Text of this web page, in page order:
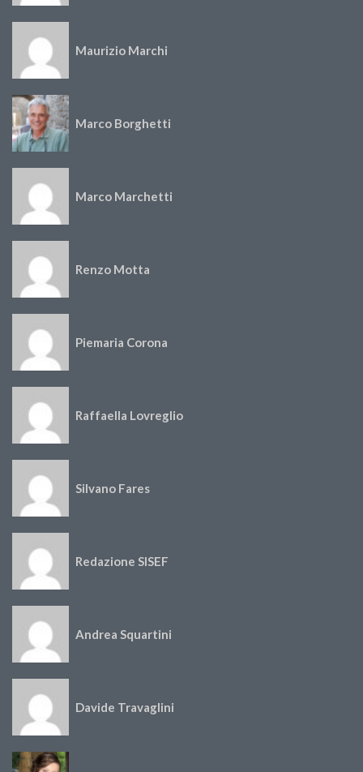
Maurizio Marchi
Marco Borghetti
Marco Marchetti
Renzo Motta
Piemaria Corona
Raffaella Lovreglio
Silvano Fares
Redazione SISEF
Andrea Squartini
Davide Travaglini